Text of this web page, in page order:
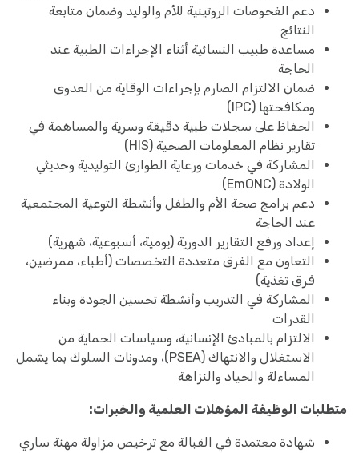
دعم الفحوصات الروتينية للأم والوليد وضمان متابعة
النتائج
مساعدة طبيب النسائية أثناء الإجراءات الطبية عند
الحاجة
ضمان الالتزام الصارم بإجراءات الوقاية من العدوى
ومكافحتها (IPC)
الحفاظ على سجلات طبية دقيقة وسرية والمساهمة في
تقارير نظام المعلومات الصحية (HIS)
المشاركة في خدمات ورعاية الطوارئ التوليدية وحديثي
الولادة (EmONC)
دعم برامج صحة الأم والطفل وأنشطة التوعية المجتمعية
عند الحاجة
إعداد ورفع التقارير الدورية (يومية، أسبوعية، شهرية)
التعاون مع الفرق متعددة التخصصات (أطباء، ممرضين،
فرق تغذية)
المشاركة في التدريب وأنشطة تحسين الجودة وبناء
القدرات
الالتزام بالمبادئ الإنسانية، وسياسات الحماية من
الاستغلال والانتهاك (PSEA)، ومدونات السلوك بما يشمل
المساءلة والحياد والنزاهة
متطلبات الوظيفة المؤهلات العلمية والخبرات:
شهادة معتمدة في القبالة مع ترخيص مزاولة مهنة ساري